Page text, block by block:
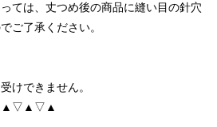
ては、丈つめ後の商品に縫い目の針穴
ご了承ください。
けできません。